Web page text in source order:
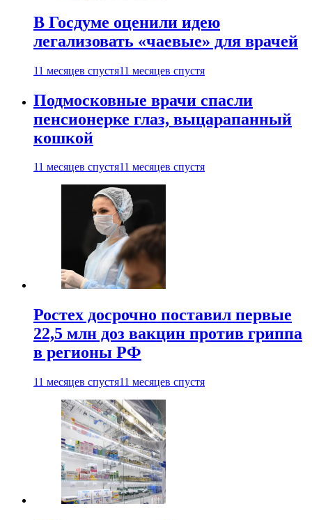
В Госдуме оценили идею
легализовать «чаевые» для врачей
11 месяцев спустя11 месяцев спустя
Подмосковные врачи спасли
пенсионерке глаз, выцарапанный
кошкой
11 месяцев спустя11 месяцев спустя
Ростех досрочно поставил первые
22,5 млн доз вакцин против гриппа
в регионы РФ
11 месяцев спустя11 месяцев спустя